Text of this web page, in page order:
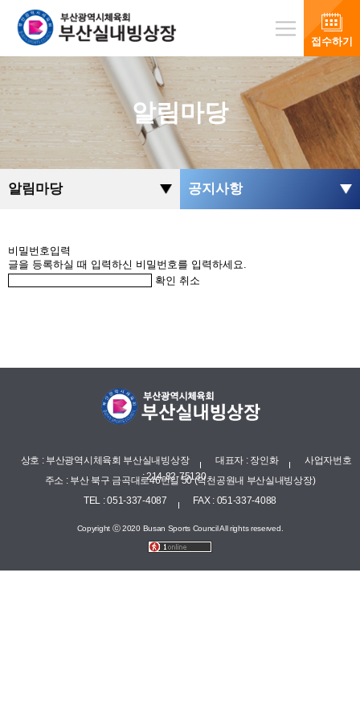
접수하기
알림마당
알림마당 공지사항
비밀번호입력
글을 등록하실 때 입력하신 비밀번호를 입력하세요.
확인 취소
상호 : 부산광역시체육회 부산실내빙상장 대표자 : 장인화
사업자번호
: 214-82-75130
주소 : 부산 북구 금곡대로46번길 50 (덕천공원내 부산실내빙상장)
TEL : 051-337-4087
FAX : 051-337-4088
Copyright ⓒ 2020 Busan Sports Council All rights reserved.